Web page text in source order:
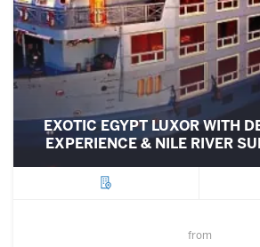
EXOTIC EGYPT LUXOR WITH
EXPERIENCE & NILE RIVER
from